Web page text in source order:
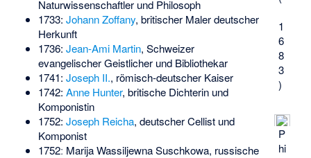
1
6
8
3
)
P
hi
Naturwissenschaftler und Philosoph
1733: Johann Zoffany, britischer Maler deutscher
Herkunft
1736: Jean-Ami Martin, Schweizer
evangelischer Geistlicher und Bibliothekar
1741: Joseph II., römisch-deutscher Kaiser
1742: Anne Hunter, britische Dichterin und
Komponistin
1752: Joseph Reicha, deutscher Cellist und
Komponist
1752ː Marija Wassiljewna Suschkowa, russische